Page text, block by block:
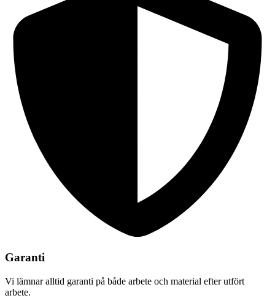
Garanti
Vi lämnar alltid garanti på både arbete och material efter utfört
arbete.